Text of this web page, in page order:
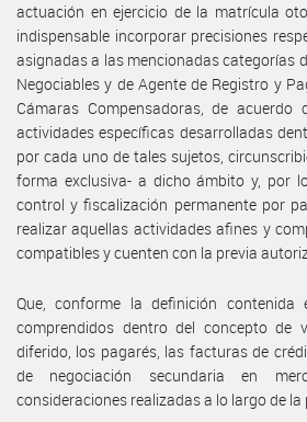
actuación en ejercicio de la matrícula
indispensable incorporar precisiones
asignadas a las mencionadas categorías
Negociables y de Agente de Registro y
Cámaras Compensadoras, de
actividades específicas desarrolladas
por cada uno de tales sujetos,
forma exclusiva- a dicho ámbito y, por
control y fiscalización permanente por
realizar aquellas actividades afines y
compatibles y cuenten con la previa
Que, conforme la definición
comprendidos dentro del concepto de
diferido, los pagarés, las facturas de
de negociación secundaria en
consideraciones realizadas a lo largo de la